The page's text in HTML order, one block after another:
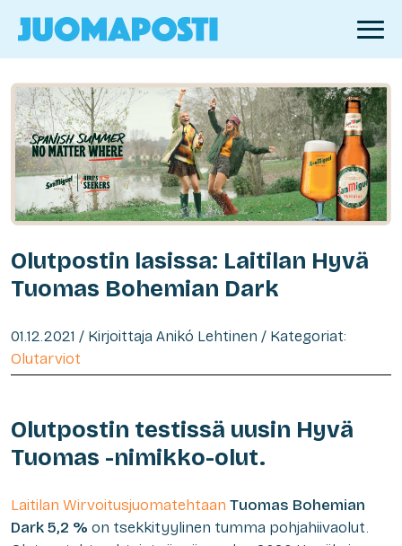
Olutpostin lasissa: Laitilan Hyvä
Tuomas Bohemian Dark
01.12.2021 / Kirjoittaja Anikó Lehtinen / Kategoriat:
Olutarviot
Olutpostin testissä uusin Hyvä
Tuomas -nimikko-olut.
Laitilan Wirvoitusjuomatehtaan Tuomas Bohemian
Dark 5,2 % on tsekkityylinen tumma pohjahiivaolut.